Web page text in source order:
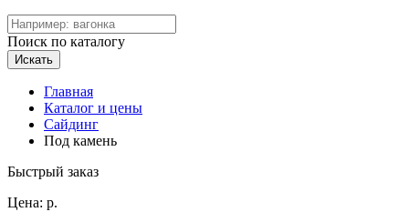
Поиск по каталогу
Искать
Главная
Каталог и цены
Сайдинг
Под камень
Быстрый заказ
Цена: р.